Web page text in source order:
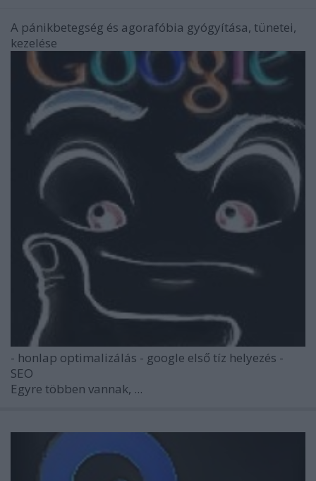
A pánikbetegség és agorafóbia gyógyítása, tünetei,
kezelése
- honlap optimalizálás - google első tíz helyezés -
SEO
Egyre többen vannak, ...